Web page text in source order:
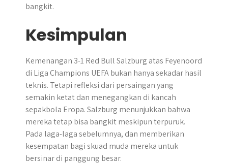
bangkit.
Kesimpulan
​Kemenangan 3-1 Red Bull Salzburg atas Feyenoord
di Liga Champions UEFA bukan hanya sekadar hasil
teknis. Tetapi refleksi dari persaingan yang
semakin ketat dan menegangkan di kancah
sepakbola Eropa. Salzburg menunjukkan bahwa
mereka tetap bisa bangkit meskipun terpuruk.
Pada laga-laga sebelumnya, dan memberikan
kesempatan bagi skuad muda mereka untuk
bersinar di panggung besar.